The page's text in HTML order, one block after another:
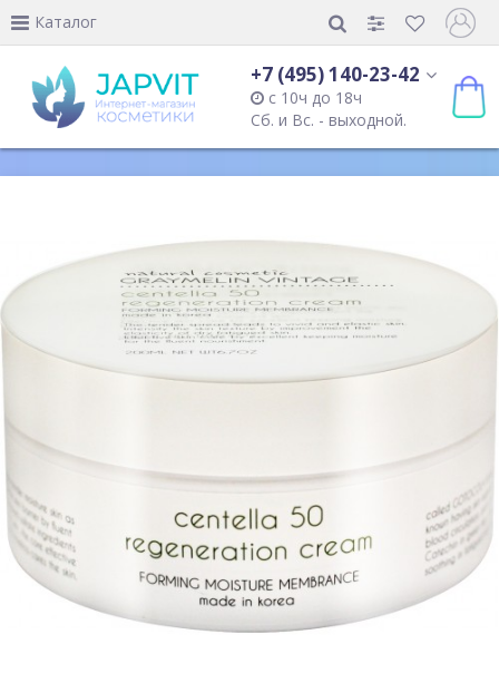
Каталог
+7 (495) 140-23-42
с 10ч до 18ч
Сб. и Вс. - выходной.